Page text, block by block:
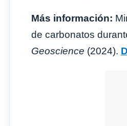
Más información:
de carbonatos
Geoscience (2024).